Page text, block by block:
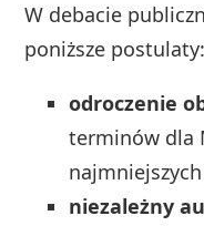
W debacie
poniższe postulaty:
odroczenie
terminów dla
niezależny